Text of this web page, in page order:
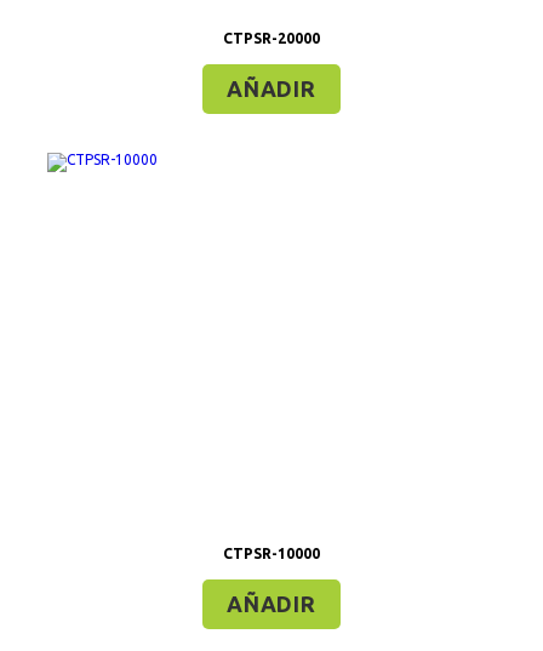
CTPSR-20000
AÑADIR
CTPSR-10000
AÑADIR